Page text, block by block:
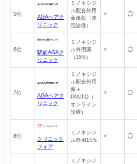
5位
AGAヘアク
リニック
ミノキシジ
ル配合外用
薬単剤（来
院診療）
× ◯
6位
駅前AGAク
リニック
ミノキシジ
ル外用薬
（15%）
× ◯
7位
AGAヘアク
リニック
ミノキシジ
ル配合外用
薬＋
PANTO（
オンライン
診療）
× ◯
8位
クリニック
フォア
ミノキシジ
ル外用15％
× ◯
ミノキシジ